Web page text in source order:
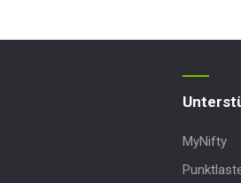
MyNifty